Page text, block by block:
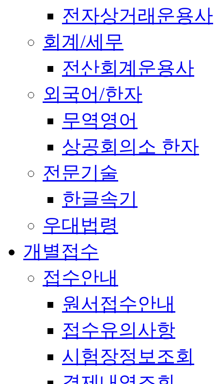
전자상거래운용사
회계/세무
전산회계운용사
외국어/한자
무역영어
상공회의소 한자
전문기술
한글속기
우대법령
개별접수
접수안내
원서접수안내
접수유의사항
시험장정보조회